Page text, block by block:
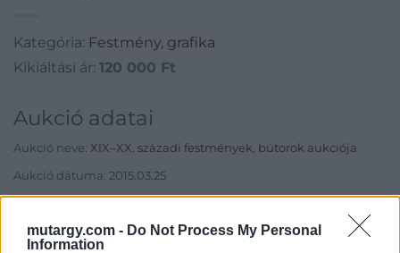
mutargy.com - Do Not Process My Personal
Information
Kategória: Festmény, grafika
Kikiáltási ár: 120 000 Ft
Aukció adatai
Aukció neve: XIX–XX. századi festmények, bútorok aukciója
Aukció dátuma: 2015.03.25
Aukció helye: Budapest, V. Balaton utca 8.